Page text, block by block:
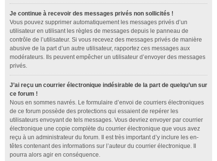
Je continue à recevoir des messages privés non sollicités !
Vous pouvez supprimer automatiquement les messages privés d’un
utilisateur en utilisant les règles de messages depuis le panneau de
contrôle de l’utilisateur. Si vous recevez des messages privés de manière
abusive de la part d’un autre utilisateur, rapportez ces messages aux
modérateurs. Ils peuvent empêcher un utilisateur d’envoyer des messages
privés.
J’ai reçu un courrier électronique indésirable de la part de quelqu’un sur
ce forum !
Nous en sommes navrés. Le formulaire d’envoi de courriers électroniques
de ce forum possède des protections qui essaient de repérer les
utilisateurs envoyant de tels messages. Vous devriez envoyer par courrier
électronique une copie complète du courrier électronique que vous avez
reçu à un administrateur du forum. Il est très important d’y inclure les en-
têtes contenant des informations sur l’auteur du courrier électronique. Il
pourra alors agir en conséquence.